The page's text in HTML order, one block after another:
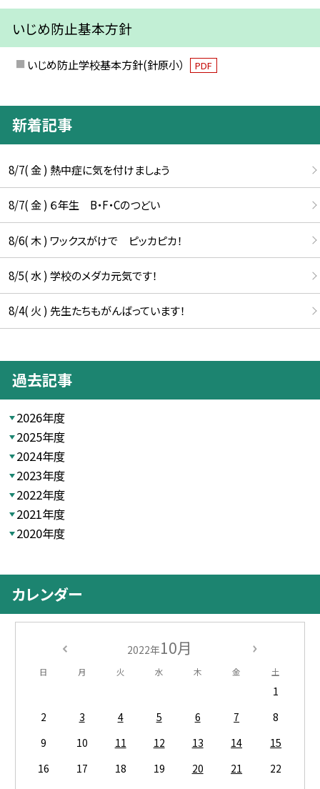
いじめ防止基本方針
いじめ防止学校基本方針(針原小） PDF
新着記事
8/7( 金 ) 熱中症に気を付けましょう
8/7( 金 ) ６年生 B・F・Cのつどい
8/6( 木 ) ワックスがけで ピッカピカ！
8/5( 水 ) 学校のメダカ元気です！
8/4( 火 ) 先生たちもがんばっています！
過去記事
2026年度
2025年度
2024年度
2023年度
2022年度
2021年度
2020年度
カレンダー
2022年10月
日 月 火 水 木 金 土
1
2
3 4 5 6 7
8
9
10 11 12 13 14
15
16
17 18 19 20 21
22